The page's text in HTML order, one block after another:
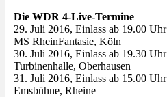
Die WDR 4-Live-Termine
29. Juli 2016, Einlass ab 19.00 Uhr
MS RheinFantasie, Köln
30. Juli 2016, Einlass ab 19.30 Uhr
Turbinenhalle, Oberhausen
31. Juli 2016, Einlass ab 15.00 Uhr
Emsbühne, Rheine